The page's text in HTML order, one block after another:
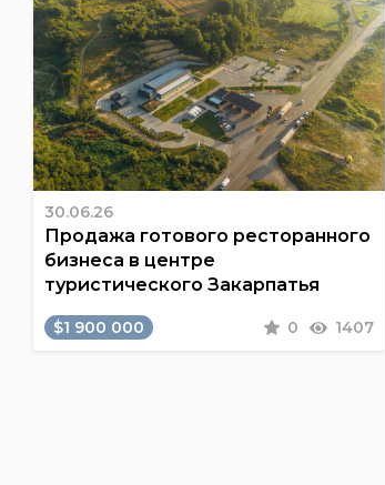
30.06.26
Продажа готового ресторанного
бизнеса в центре
туристического Закарпатья
$1 900 000 0 1407